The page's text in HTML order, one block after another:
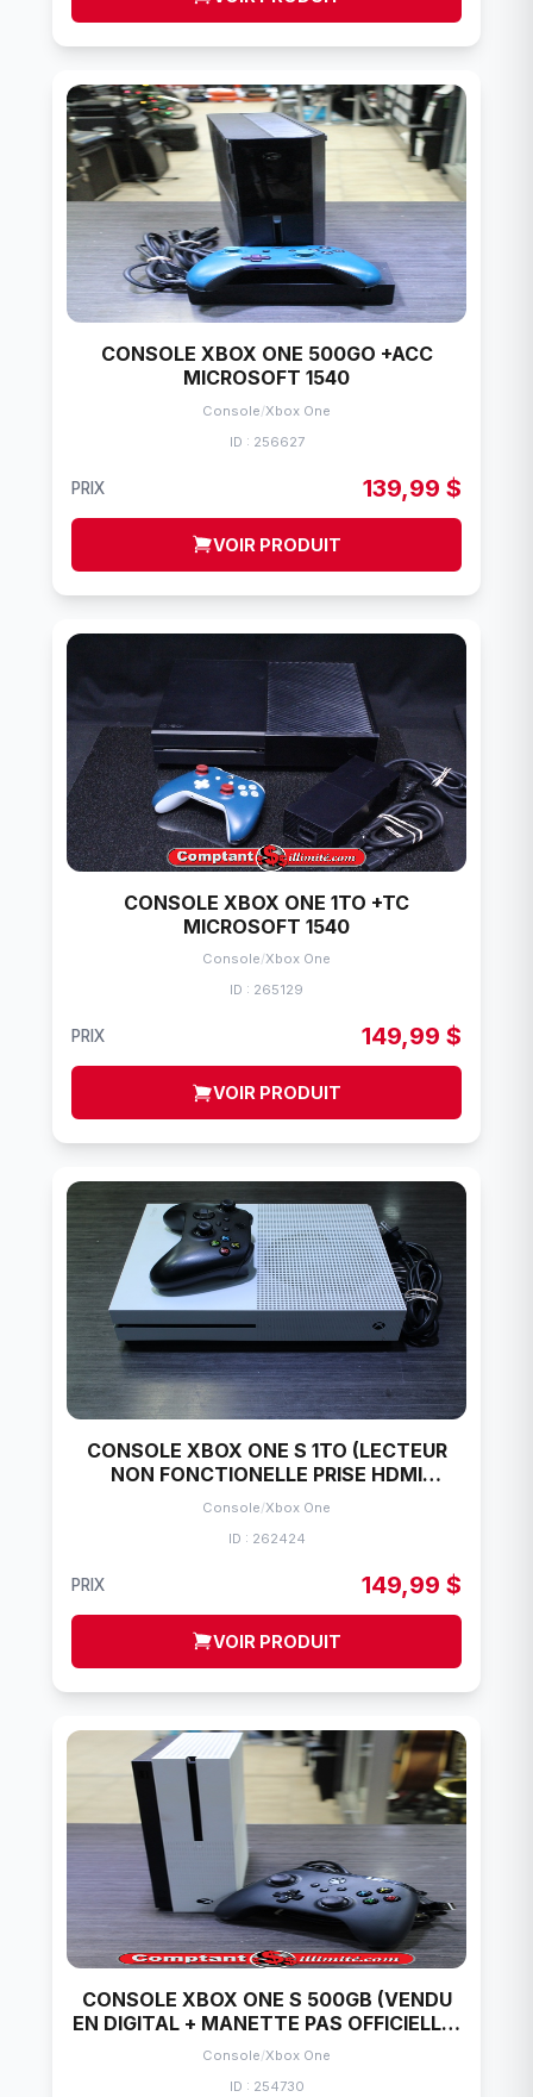
CONSOLE XBOX ONE 500GO +ACC
MICROSOFT 1540
Console/Xbox One
ID : 256627
PRIX 139,99 $
VOIR PRODUIT
CONSOLE XBOX ONE 1TO +TC
MICROSOFT 1540
Console/Xbox One
ID : 265129
PRIX 149,99 $
VOIR PRODUIT
CONSOLE XBOX ONE S 1TO (LECTEUR
NON FONCTIONELLE PRISE HDMI
LOUSSE) + MANETTE MICROSOFT 1681
Console/Xbox One
ID : 262424
PRIX 149,99 $
VOIR PRODUIT
CONSOLE XBOX ONE S 500GB (VENDU
EN DIGITAL + MANETTE PAS OFFICIELLE)
+ ACC MICROSOFT 1681
Console/Xbox One
ID : 254730